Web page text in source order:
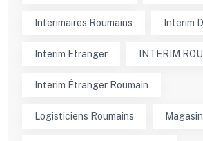
Interimaires Roumains Interim
Interim Etranger INTERIM
Interim Étranger Roumain
Logisticiens Roumains